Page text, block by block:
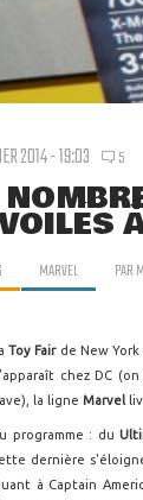
2014 - 19:03 5
MARVEL PAR
Toy Fairde New
chez DC
la ligne Marvel
programme : du
dernière
à Captain